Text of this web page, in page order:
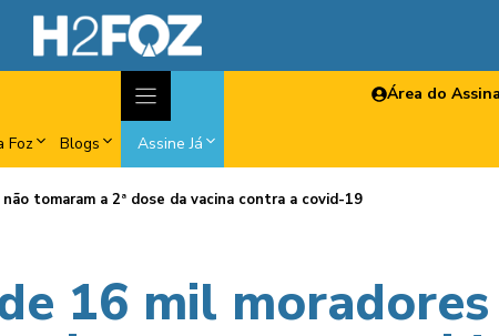
Foz Blogs Assine Já
Área do
tomaram a 2ª dose da vacina contra a covid-19
16 mil moradores